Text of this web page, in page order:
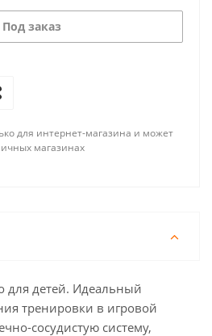
Под заказ
для интернет-магазина и может
магазинах
для детей. Идеальный
тренировки в игровой
сосудистую систему,